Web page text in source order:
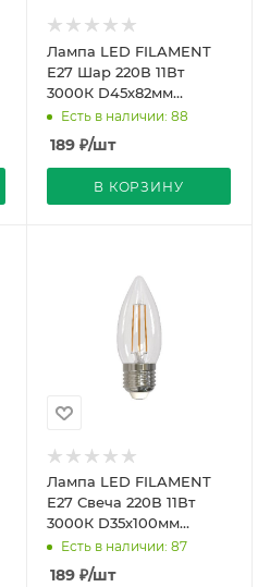
Лампа LED FILAMENT
Е27 Шар 220В 11Вт
3000К D45х82мм
Прозрачная колба 360º
900Лм Sky Uniel
Есть в наличии: 88
189₽/шт
В КОРЗИНУ
Лампа LED FILAMENT
Е27 Свеча 220В 11Вт
3000К D35х100мм
Прозрачная колба 320º
900Лм Sky Uniel
Есть в наличии: 87
189₽/шт